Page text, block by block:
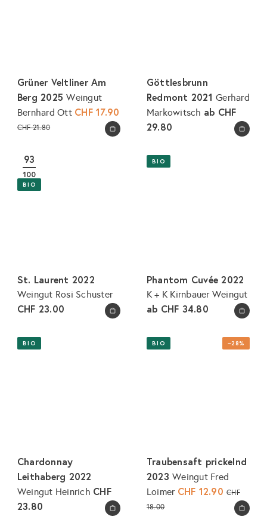
In den Warenkorb legen
Grüner Veltliner Am
Berg 2025Weingut
Bernhard Ott S
CHF 17.90
N
m
i
s
CHF 21.80 In den Warenkorb legen
Göttlesbrunn
Redmont 2021Gerhard
Markowitsch ab CHF
29.80
In den Warenkorb legen
93
100
BIO
St. Laurent 2022
Weingut Rosi Schuster
CHF 23.00 In den Warenkorb legen
BIO
Phantom Cuvée 2022
K + K Kirnbauer Weingut
ab CHF 34.80
In den Warenkorb legen
BIO
Chardonnay
Leithaberg 2022
Weingut Heinrich CHF
23.80
In den Warenkorb legen
−28%
BIO
Traubensaft prickelnd
2023Weingut Fred
Loimer S
CHF 12.90N
CHF
18.00